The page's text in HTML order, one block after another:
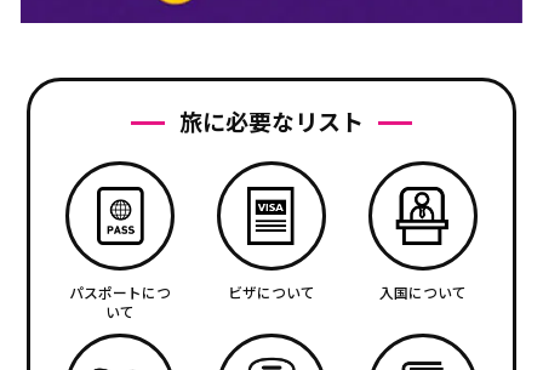
旅に必要なリスト
パスポートにつ
いて
ビザについて 入国について